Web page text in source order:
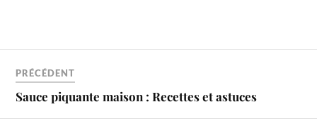
incontournable lors des repas
PRÉCÉDENT
Sauce piquante maison : Recettes et astuces